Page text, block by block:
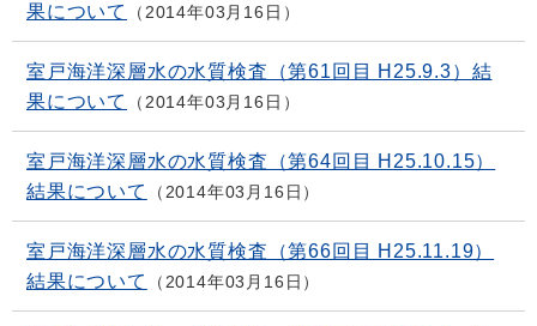
果について
2014年03月16日
室戸海洋深層水の水質検査（第61回目 H25.9.3）結
果について
2014年03月16日
室戸海洋深層水の水質検査（第64回目 H25.10.15）
結果について
2014年03月16日
室戸海洋深層水の水質検査（第66回目 H25.11.19）
結果について
2014年03月16日